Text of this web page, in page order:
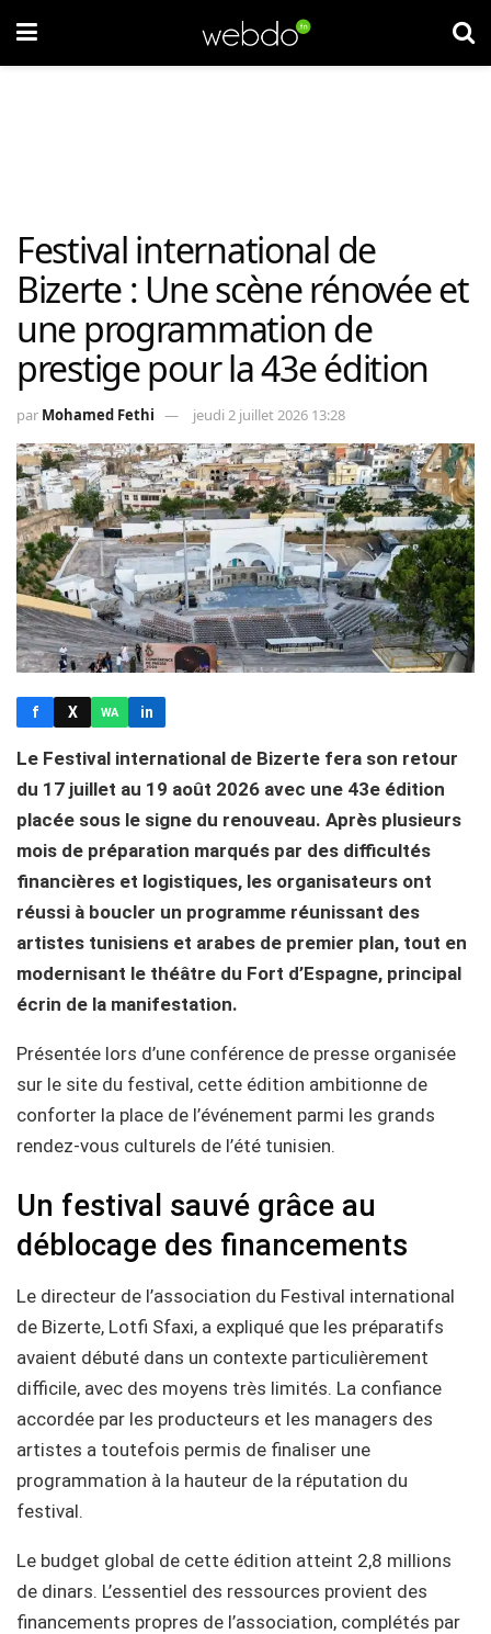
Festival international de
Bizerte : Une scène rénovée et
une programmation de
prestige pour la 43e édition
par Mohamed Fethi jeudi 2 juillet 2026 13:28
f X WA in
Le Festival international de Bizerte fera son retour
du 17 juillet au 19 août 2026 avec une 43e édition
placée sous le signe du renouveau. Après plusieurs
mois de préparation marqués par des difficultés
financières et logistiques, les organisateurs ont
réussi à boucler un programme réunissant des
artistes tunisiens et arabes de premier plan, tout en
modernisant le théâtre du Fort d’Espagne, principal
écrin de la manifestation.
Présentée lors d’une conférence de presse organisée
sur le site du festival, cette édition ambitionne de
conforter la place de l’événement parmi les grands
rendez-vous culturels de l’été tunisien.
Un festival sauvé grâce au
déblocage des financements
Le directeur de l’association du Festival international
de Bizerte, Lotfi Sfaxi, a expliqué que les préparatifs
avaient débuté dans un contexte particulièrement
difficile, avec des moyens très limités. La confiance
accordée par les producteurs et les managers des
artistes a toutefois permis de finaliser une
programmation à la hauteur de la réputation du
festival.
Le budget global de cette édition atteint 2,8 millions
de dinars. L’essentiel des ressources provient des
financements propres de l’association, complétés par